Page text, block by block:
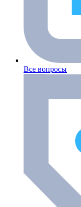
Все вопросы